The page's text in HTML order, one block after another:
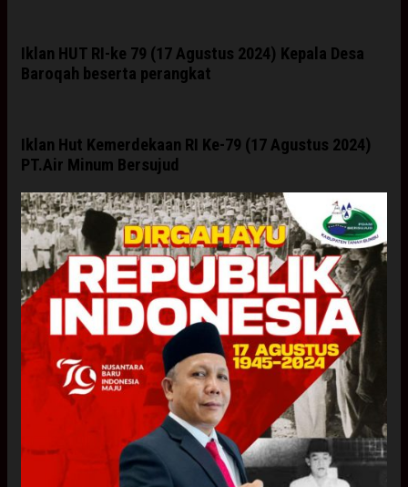
Iklan HUT RI-ke 79 (17 Agustus 2024) Kepala Desa
Baroqah beserta perangkat
Iklan Hut Kemerdekaan RI Ke-79 (17 Agustus 2024)
PT.Air Minum Bersujud